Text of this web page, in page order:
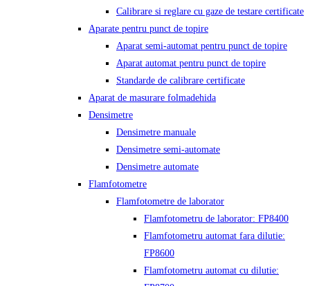
Calibrare si reglare cu gaze de testare certificate
Aparate pentru punct de topire
Aparat semi-automat pentru punct de topire
Aparat automat pentru punct de topire
Standarde de calibrare certificate
Aparat de masurare folmadehida
Densimetre
Densimetre manuale
Densimetre semi-automate
Densimetre automate
Flamfotometre
Flamfotometre de laborator
Flamfotometru de laborator: FP8400
Flamfotometru automat fara dilutie:
FP8600
Flamfotometru automat cu dilutie: